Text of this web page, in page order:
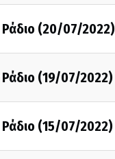
(20/07/2022)
(19/07/2022)
(15/07/2022)